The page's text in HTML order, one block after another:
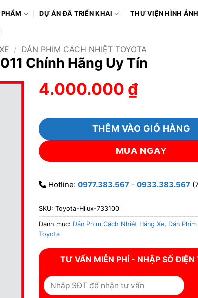
PHẨM DỰ ÁN ĐÃ TRIỂN KHAI
THƯ VIỆN HÌNH ẢNH
/ DÁN PHIM CÁCH NHIỆT TOYOTA
Chính Hãng Uy Tín
4.000.000 ₫
THÊM VÀO GIỎ HÀNG
MUA NGAY
Hotline: 0977.383.567 - 0933.383.567
SKU: Toyota-Hilux-733100
Danh mục: Dán Phim Cách Nhiệt Hãng Xe, Dán
Toyota
TƯ VẤN MIỄN PHÍ - NHẬP SỐ ĐIỆN